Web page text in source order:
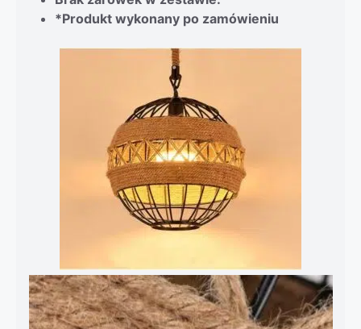
*Produkt wykonany po zamówieniu